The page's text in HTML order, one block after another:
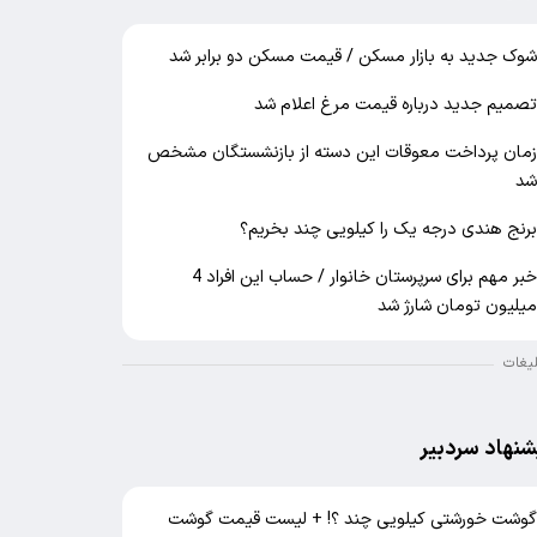
شوک جدید به بازار مسکن / قیمت مسکن دو برابر شد
تصمیم جدید درباره قیمت مرغ اعلام شد
زمان پرداخت معوقات این دسته از بازنشستگان مشخص
شد
برنج هندی درجه یک را کیلویی چند بخریم؟
خبر مهم برای سرپرستان خانوار / حساب این افراد 4
میلیون تومان شارژ شد
سردبیر
گوشت خورشتی کیلویی چند ؟! + لیست قیمت گوشت